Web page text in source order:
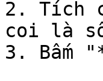
2. Tích
coi là
3. Bấm